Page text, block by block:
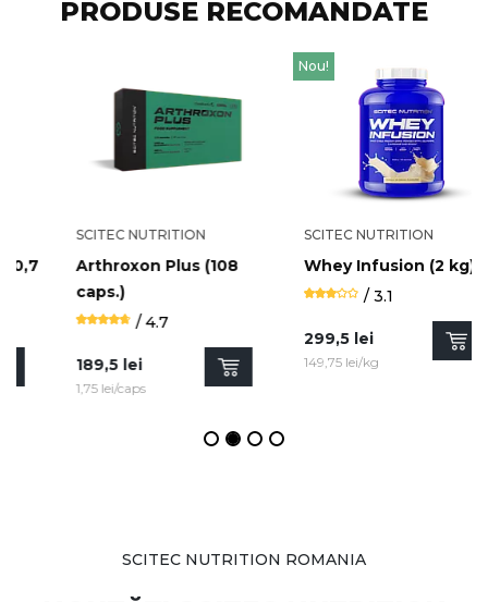
PRODUSE RECOMANDATE
SCITEC NUTRITION
Whey Infusion (2 kg)
/ 3.1
149,75 lei/kg
SCITEC NUTRITION
Jumbo! (3,52 kg)
/ 4.4
344,5 lei
97,87 lei/kg